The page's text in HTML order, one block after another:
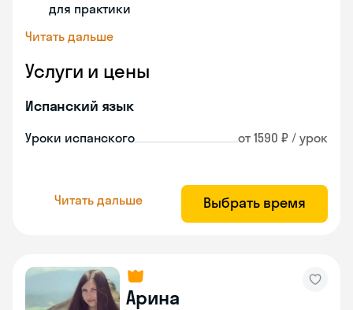
для практики
Читать дальше
Услуги и цены
Испанский язык
Уроки испанского от 1590 ₽ / урок
Читать дальше Выбрать время
Арина